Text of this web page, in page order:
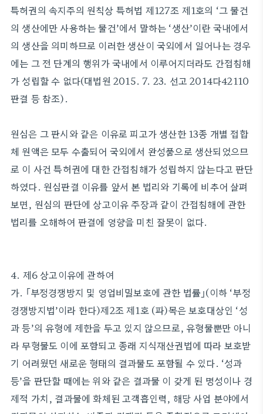
특허권의 속지주의 원칙상 특허법 제127조 제1호의 ‘그 물건
의 생산에만 사용하는 물건’에서 말하는 ‘생산’이란 국내에서
의 생산을 의미하므로 이러한 생산이 국외에서 일어나는 경우
에는 그 전 단계의 행위가 국내에서 이루어지더라도 간접침해
가 성립할 수 없다(대법원 2015. 7. 23. 선고 2014다42110
판결 등 참조).
원심은 그 판시와 같은 이유로 피고가 생산한 13종 개별 접합
체 원액은 모두 수출되어 국외에서 완성품으로 생산되었으므
로 이 사건 특허권에 대한 간접침해가 성립하지 않는다고 판단
하였다. 원심판결 이유를 앞서 본 법리와 기록에 비추어 살펴
보면, 원심의 판단에 상고이유 주장과 같이 간접침해에 관한
법리를 오해하여 판결에 영향을 미친 잘못이 없다.
4. 제6 상고이유에 관하여
가. ｢부정경쟁방지 및 영업비밀보호에 관한 법률｣(이하 ‘부정
경쟁방지법’이라 한다)제2조 제1호 (파)목은 보호대상인 ‘성
과 등’의 유형에 제한을 두고 있지 않으므로, 유형물뿐만 아니
라 무형물도 이에 포함되고 종래 지식재산권법에 따라 보호받
기 어려웠던 새로운 형태의 결과물도 포함될 수 있다. ‘성과
등’을 판단할 때에는 위와 같은 결과물 이 갖게 된 명성이나 경
제적 가치, 결과물에 화체된 고객흡인력, 해당 사업 분야에서